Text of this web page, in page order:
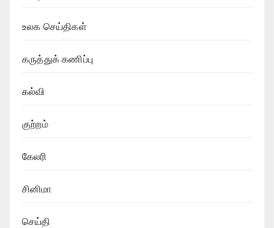
உலக செய்திகள்
கருத்துக் கணிப்பு
கல்வி
குற்றம்
கேலரி
சினிமா
செய்தி